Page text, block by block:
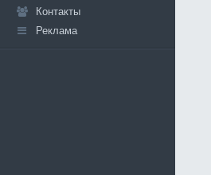
Контакты
Реклама